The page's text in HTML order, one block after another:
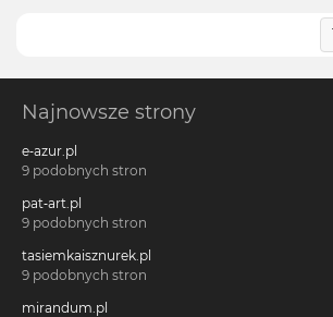
Najnowsze strony
e-azur.pl
9 podobnych stron
pat-art.pl
9 podobnych stron
tasiemkaisznurek.pl
9 podobnych stron
mirandum.pl